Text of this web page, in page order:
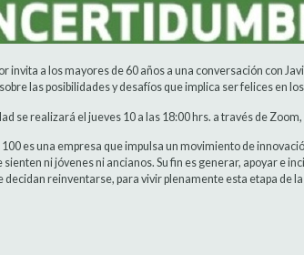
invita a los mayores de 60 años a una conversación con
las posibilidades y desafíos que implica ser felices en
se realizará el jueves 10 a las 18:00 hrs. a través de
es una empresa que impulsa un movimiento de
sienten ni jóvenes ni ancianos. Su fin es generar, apoyar e
decidan reinventarse, para vivir plenamente esta etapa de la